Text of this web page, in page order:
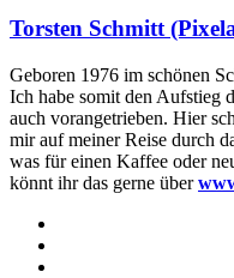
Torsten Schmitt
Geboren 1976 im schönen
Ich habe somit den Aufstieg
auch vorangetrieben. Hier
mir auf meiner Reise durch
was für einen Kaffee oder
könnt ihr das gerne über